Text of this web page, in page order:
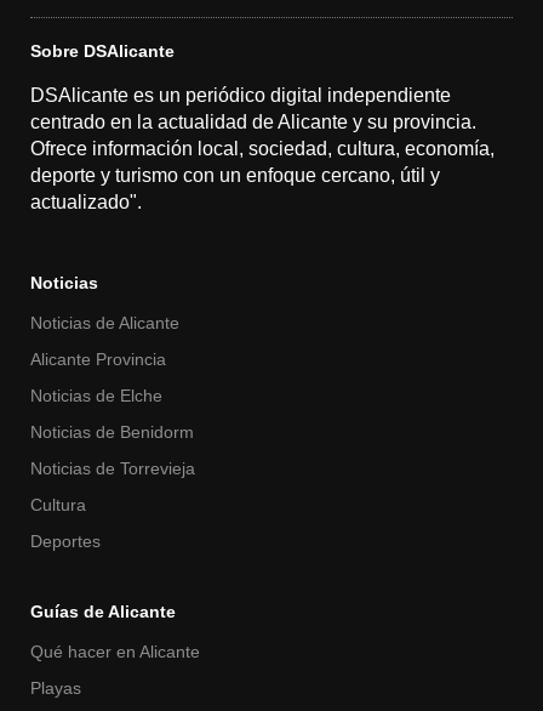
Sobre DSAlicante
DSAlicante es un periódico digital independiente
centrado en la actualidad de Alicante y su provincia.
Ofrece información local, sociedad, cultura, economía,
deporte y turismo con un enfoque cercano, útil y
actualizado".
Noticias
Noticias de Alicante
Alicante Provincia
Noticias de Elche
Noticias de Benidorm
Noticias de Torrevieja
Cultura
Deportes
Guías de Alicante
Qué hacer en Alicante
Playas